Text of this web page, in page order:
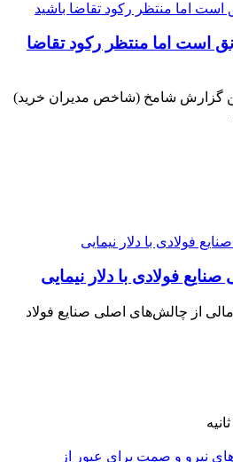
است اما منتظر رکود تقاضا
گزارش شامخ (شاخص مدیران خرید)
فولادی با دلار نیمایی
مالی از چالش‌های اصلی صنایع فولاد